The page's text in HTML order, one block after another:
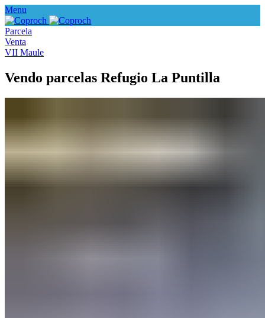
Menu
Parcela
Venta
VII Maule
Vendo parcelas Refugio La Puntilla